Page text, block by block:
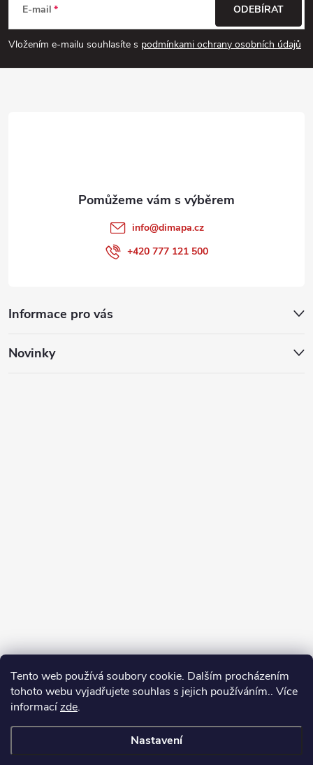
Tento web používá soubory cookie. Dalším procházením
tohoto webu vyjadřujete souhlas s jejich používáním.. Více
informacízde.
Nastavení
p
a
E-mail
Vložením e-mailu souhlasíte s podmínkami ochrany osobních údajů
ODEBÍRAT
Informace pro vás
Novinky
info@dimapa.cz
+420 777 121 500